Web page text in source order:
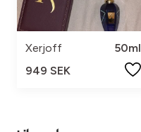
Xerjoff
50ml
949 SEK